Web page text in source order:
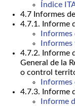
Índice
4.7 Informes
4.7.1. Informe
Informes
4.7.2. Informe
General de la
o control
4.7.3. Informe
Informe